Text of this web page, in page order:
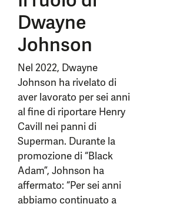
Dwayne
Johnson
Nel 2022, Dwayne
Johnson ha rivelato di
aver lavorato per sei anni
al fine di riportare Henry
Cavill nei panni di
Superman. Durante la
promozione di “Black
Adam”, Johnson ha
affermato: “Per sei anni
abbiamo continuato a